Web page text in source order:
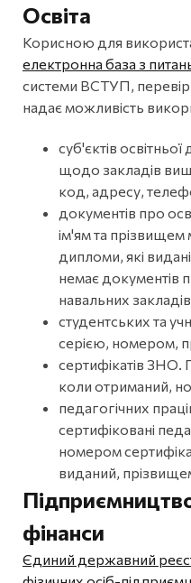
Освіта
Корисною для
електронна база з
системи ВСТУП,
надає можливість
суб'єктів
щодо закладів
код, адресу,
документів про
ім'ям та прізвищем
дипломи, які
немає документів
навальних
студентських та
серією, номером,
сертифікатів
коли отриманий,
педагогічних
сертифіковані
номером
виданий,
фінанси
Єдиний державний